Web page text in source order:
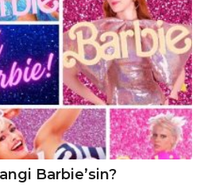
Barbie’sin?